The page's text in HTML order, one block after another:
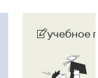
учебное